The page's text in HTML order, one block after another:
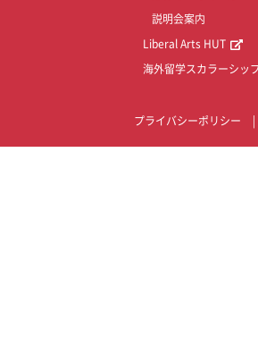
説明会案内
Liberal Arts HUT
海外留学スカラーシッ
プライバシーポリシー